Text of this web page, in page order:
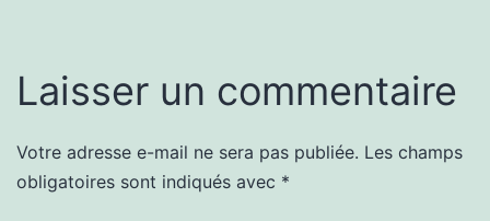
Laisser un commentaire
Votre adresse e-mail ne sera pas publiée. Les champs
obligatoires sont indiqués avec *